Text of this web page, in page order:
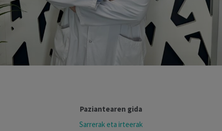
Paziantearen gida
Sarrerak eta irteerak